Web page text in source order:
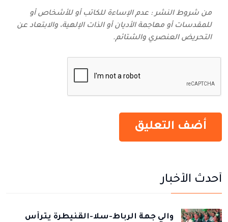
من شروط النشر : عدم الإساءة للكاتب أو للأشخاص أو
للمقدسات أو مهاجمة الأديان أو الذات الإلهية، والابتعاد عن
التحريض العنصري والشتائم‬.
أحدث الأخبار
والي جهة الرباط-سلا-القنيطرة يترأس